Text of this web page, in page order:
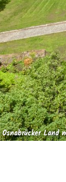
Land